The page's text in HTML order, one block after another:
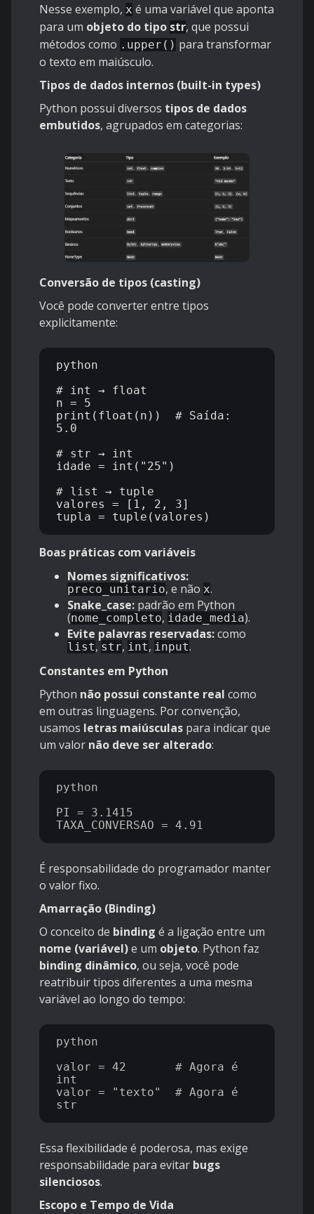
Nesse exemplo, x é uma variável que aponta
para um objeto do tipo str, que possui
métodos como .upper() para transformar
o texto em maiúsculo.
Tipos de dados internos (built-in types)
Python possui diversos tipos de dados
embutidos, agrupados em categorias:
Conversão de tipos (casting)
Você pode converter entre tipos
explicitamente:
python
# int → float
n = 5
print(float(n))  # Saída:
5.0
# str → int
idade = int("25")
# list → tuple
valores = [1, 2, 3]
Boas práticas com variáveis
Nomes significativos:
preco_unitario, e não x.
Snake_case: padrão em Python
(nome_completo, idade_media).
Evite palavras reservadas:como
list, str, int, input.
Constantes em Python
Python não possui constante real como
em outras linguagens. Por convenção,
usamos letras maiúsculas para indicar que
um valor não deve ser alterado:
python
PI = 3.1415
É responsabilidade do programador manter
o valor fixo.
Amarração (Binding)
O conceito de binding é a ligação entre um
nome (variável)e um objeto. Python faz
binding dinâmico, ou seja, você pode
reatribuir tipos diferentes a uma mesma
variável ao longo do tempo:
python
valor = 42       # Agora é
int
valor = "texto"  # Agora é
Essa flexibilidade é poderosa, mas exige
responsabilidade para evitar bugs
silenciosos.
Escopo e Tempo de Vida